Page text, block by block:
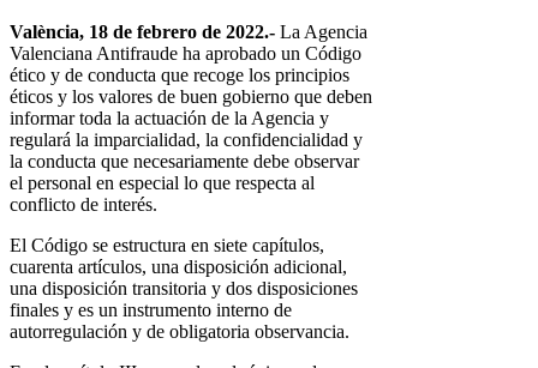
València, 18 de febrero de 2022.- La Agencia
Valenciana Antifraude ha aprobado un Código
ético y de conducta que recoge los principios
éticos y los valores de buen gobierno que deben
informar toda la actuación de la Agencia y
regulará la imparcialidad, la confidencialidad y
la conducta que necesariamente debe observar
el personal en especial lo que respecta al
conflicto de interés.
El Código se estructura en siete capítulos,
cuarenta artículos, una disposición adicional,
una disposición transitoria y dos disposiciones
finales y es un instrumento interno de
autorregulación y de obligatoria observancia.